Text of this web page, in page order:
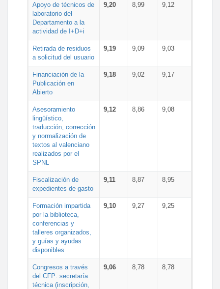
Apoyo de técnicos de
laboratorio del
Departamento a la
actividad de I+D+i
9,20 8,99 9,12
Retirada de residuos
a solicitud del usuario
9,19 9,09 9,03
Financiación de la
Publicación en
Abierto
9,18 9,02 9,17
Asesoramiento
lingüístico,
traducción, corrección
y normalización de
textos al valenciano
realizados por el
SPNL
9,12 8,86 9,08
Fiscalización de
expedientes de gasto
9,11 8,87 8,95
Formación impartida
por la biblioteca,
conferencias y
talleres organizados,
y guías y ayudas
disponibles
9,10 9,27 9,25
Congresos a través
del CFP: secretaría
técnica (inscripción,
9,06 8,78 8,78